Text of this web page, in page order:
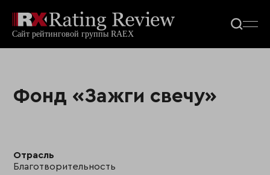
Фонд «Зажги свечу»
Отрасль
Благотворительность